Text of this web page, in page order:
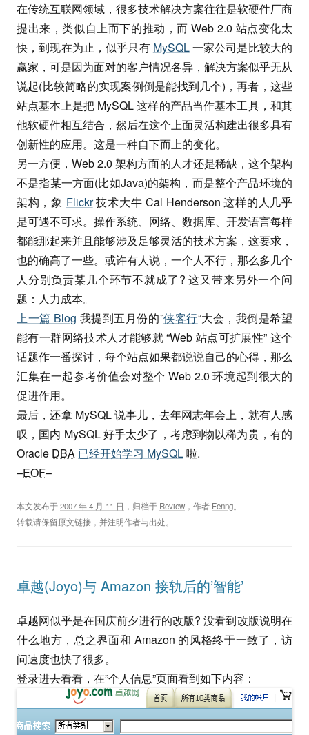
在传统互联网领域，很多技术解决方案往往是软硬件厂商
提出来，类似自上而下的推动，而 Web 2.0 站点变化太
快，到现在为止，似乎只有 MySQL一家公司是比较大的
赢家，可是因为面对的客户情况各异，解决方案似乎无从
说起(比较简略的实现案例倒是能找到几个)，再者，这些
站点基本上是把 MySQL 这样的产品当作基本工具，和其
他软硬件相互结合，然后在这个上面灵活构建出很多具有
创新性的应用。这是一种自下而上的变化。
另一方便，Web 2.0 架构方面的人才还是稀缺，这个架构
不是指某一方面(比如Java)的架构，而是整个产品环境的
架构，象 Flickr技术大牛 Cal Henderson 这样的人几乎
是可遇不可求。操作系统、网络、数据库、开发语言每样
都能那起来并且能够涉及足够灵活的技术方案，这要求，
也的确高了一些。或许有人说，一个人不行，那么多几个
人分别负责某几个环节不就成了? 这又带来另外一个问
题：人力成本。
上一篇 Blog 我提到五月份的”侠客行“大会，我倒是希望
能有一群网络技术人才能够就 “Web 站点可扩展性” 这个
话题作一番探讨，每个站点如果都说说自己的心得，那么
汇集在一起参考价值会对整个 Web 2.0 环境起到很大的
促进作用。
最后，还拿 MySQL 说事儿，去年网志年会上，就有人感
叹，国内 MySQL 好手太少了，考虑到物以稀为贵，有的
Oracle DBA 已经开始学习 MySQL啦.
–EOF–
本文发布于2007 年 4 月 11 日 ，归档于 Review ，作者 Fenng。
转载请保留原文链接，并注明作者与出处。
卓越(Joyo)与 Amazon 接轨后的’智能’
卓越网似乎是在国庆前夕进行的改版? 没看到改版说明在
什么地方，总之界面和 Amazon 的风格终于一致了，访
问速度也快了很多。
登录进去看看，在”个人信息”页面看到如下内容：